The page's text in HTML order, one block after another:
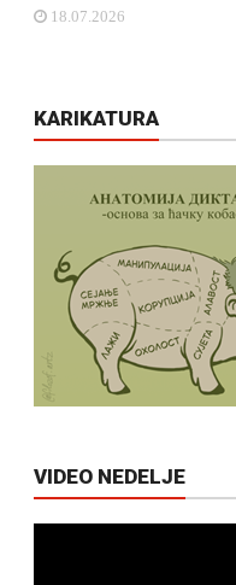
18.07.2026
KARIKATURA
VIDEO NEDELJE